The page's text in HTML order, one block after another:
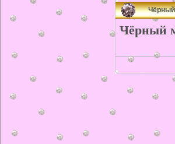
Чёрный